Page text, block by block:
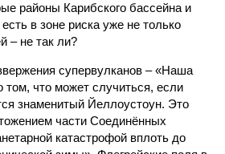
районы Карибского бассейна и
в зоне риска уже не только
– не так ли?
супервулканов – «Наша
том, что может случиться, если
знаменитый Йеллоустоун. Это
части Соединённых
катастрофой вплоть до